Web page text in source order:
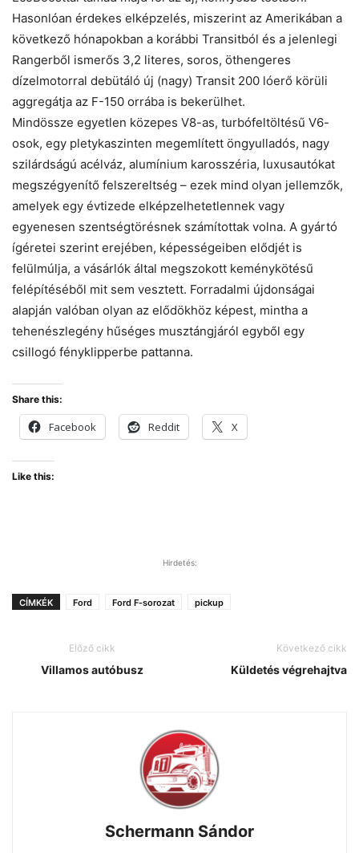
Hasonlóan érdekes elképzelés, miszerint az Amerikában a
következő hónapokban a korábbi Transitból és a jelenlegi
Rangerből ismerős 3,2 literes, soros, öthengeres
dízelmotorral debütáló új (nagy) Transit 200 lóerő körüli
aggregátja az F-150 orrába is bekerülhet.
Mindössze egyetlen közepes V8-as, turbófeltöltésű V6-
osok, egy pletykaszinten megemlített öngyulladós, nagy
szilárdságú acélváz, alumínium karosszéria, luxusautókat
megszégyenítő felszereltség – ezek mind olyan jellemzők,
amelyek egy évtizede elképzelhetetlennek vagy
egyenesen szentségtörésnek számítottak volna. A gyártó
ígéretei szerint erejében, képességeiben elődjét is
felülmúlja, a vásárlók által megszokott keménykötésű
felépítéséből mit sem vesztett. Forradalmi újdonságai
alapján valóban olyan az elődökhöz képest, mintha a
tehenészlegény hűséges musztángjáról egyből egy
csillogó fényklipperbe pattanna.
Share this:
Facebook Reddit X
Like this:
Hirdetés:
CÍMKÉK Ford Ford F-sorozat pickup
Előző cikk
Villamos autóbusz
Következő cikk
Küldetés végrehajtva
Schermann Sándor